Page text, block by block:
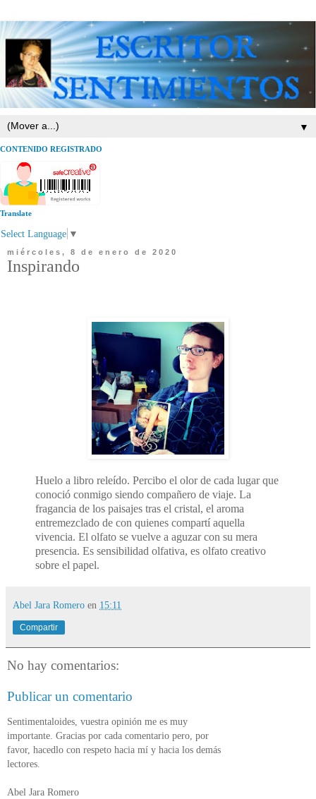
▼
CONTENIDO REGISTRADO
Translate
Select Language ▼
miércoles, 8 de enero de 2020
Inspirando
Huelo a libro releído. Percibo el olor de cada lugar que
conoció conmigo siendo compañero de viaje. La
fragancia de los paisajes tras el cristal, el aroma
entremezclado de con quienes compartí aquella
vivencia. El olfato se vuelve a aguzar con su mera
presencia. Es sensibilidad olfativa, es olfato creativo
sobre el papel.
Abel Jara Romero en 15:11
Compartir
No hay comentarios:
Publicar un comentario
Sentimentaloides, vuestra opinión me es muy
importante. Gracias por cada comentario pero, por
favor, hacedlo con respeto hacia mí y hacia los demás
lectores.
Abel Jara Romero